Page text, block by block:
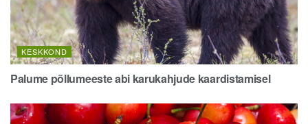
KESKKOND
Palume põllumeeste abi karukahjude kaardistamisel